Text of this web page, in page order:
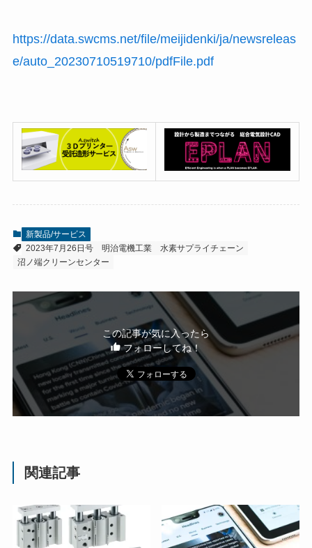
https://data.swcms.net/file/meijidenki/ja/newsreleas
e/auto_20230710519710/pdfFile.pdf
新製品/サービス
2023年7月26日号
明治電機工業
水素サプライチェーン
沼ノ端クリーンセンター
この記事が気に入ったら
フォローしてね！
関連記事